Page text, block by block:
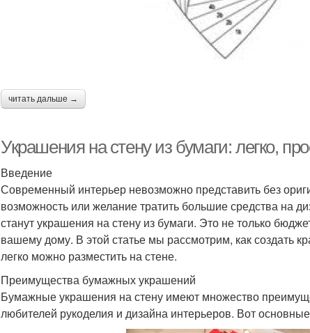
читать дальше →
Украшения на стену из бумаги: легко,
Введение
Современный интерьер невозможно представить без
возможность или желание тратить большие средства на
станут украшения на стену из бумаги. Это не только
вашему дому. В этой статье мы рассмотрим, как создать
легко можно разместить на стене.
Преимущества бумажных украшений
Бумажные украшения на стену имеют множество
любителей рукоделия и дизайна интерьеров. Вот